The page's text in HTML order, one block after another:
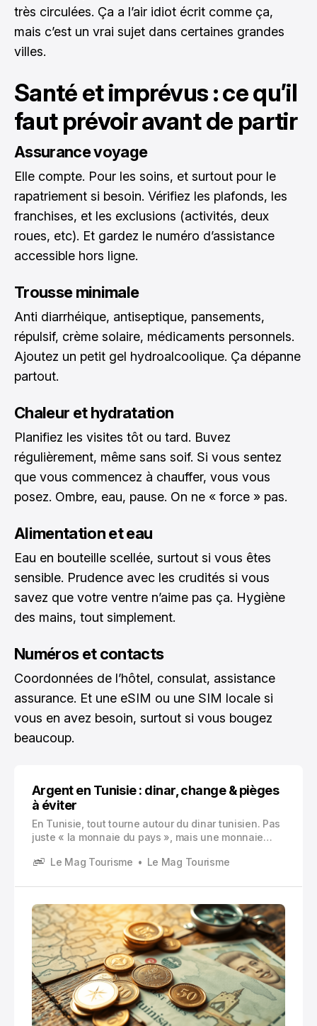
très circulées. Ça a l’air idiot écrit comme ça,
mais c’est un vrai sujet dans certaines grandes
villes.
Santé et imprévus : ce qu’il
faut prévoir avant de partir
Assurance voyage
Elle compte. Pour les soins, et surtout pour le
rapatriement si besoin. Vérifiez les plafonds, les
franchises, et les exclusions (activités, deux
roues, etc). Et gardez le numéro d’assistance
accessible hors ligne.
Trousse minimale
Anti diarrhéique, antiseptique, pansements,
répulsif, crème solaire, médicaments personnels.
Ajoutez un petit gel hydroalcoolique. Ça dépanne
partout.
Chaleur et hydratation
Planifiez les visites tôt ou tard. Buvez
régulièrement, même sans soif. Si vous sentez
que vous commencez à chauffer, vous vous
posez. Ombre, eau, pause. On ne « force » pas.
Alimentation et eau
Eau en bouteille scellée, surtout si vous êtes
sensible. Prudence avec les crudités si vous
savez que votre ventre n’aime pas ça. Hygiène
des mains, tout simplement.
Numéros et contacts
Coordonnées de l’hôtel, consulat, assistance
assurance. Et une eSIM ou une SIM locale si
vous en avez besoin, surtout si vous bougez
beaucoup.
Argent en Tunisie : dinar, change & pièges
à éviter
En Tunisie, tout tourne autour du dinar tunisien. Pas
juste « la monnaie du pays », mais une monnaie
change vraiment la façon dont on gère son argent
Le Mag Tourisme Le Mag Tourisme